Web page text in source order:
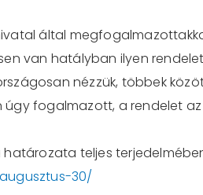
által
van hatályban ilyen
nézzük, többek
fogalmazott, a rendelet
teljes
30/